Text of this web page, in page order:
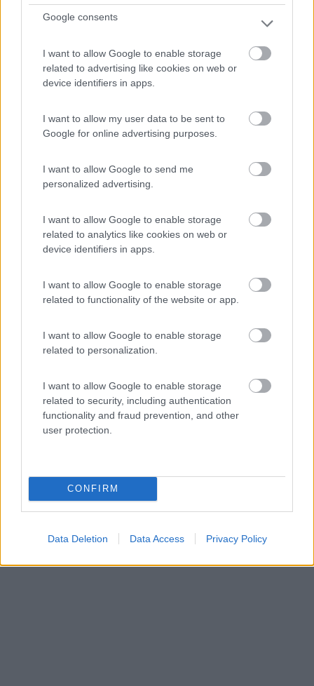
Google consents
I want to allow Google to enable storage
related to advertising like cookies on web or
device identifiers in apps.
I want to allow my user data to be sent to
Google for online advertising purposes.
I want to allow Google to send me
personalized advertising.
I want to allow Google to enable storage
related to analytics like cookies on web or
device identifiers in apps.
I want to allow Google to enable storage
related to functionality of the website or app.
I want to allow Google to enable storage
related to personalization.
I want to allow Google to enable storage
related to security, including authentication
functionality and fraud prevention, and other
user protection.
CONFIRM
Data Deletion Data Access Privacy Policy
Servizi / Posizione
Valledoria (SS) - 122.1km
Campeggio
Camping Village Baia Blu La Tortuga
7,8
Aglientu (SS) - 141.5km
Pineta di Vignola Mare